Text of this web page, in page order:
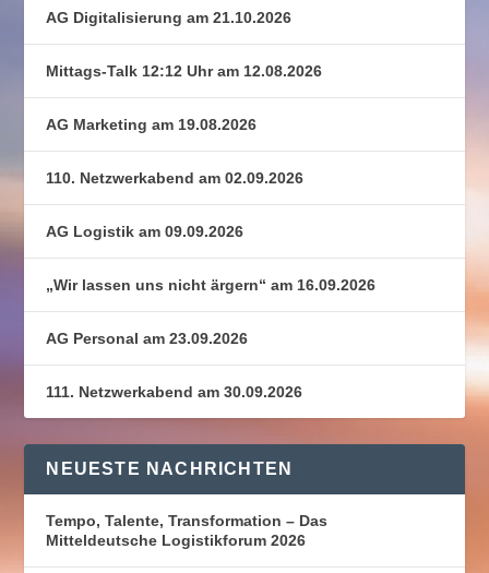
AG Digitalisierung am 21.10.2026
Mittags-Talk 12:12 Uhr am 12.08.2026
AG Marketing am 19.08.2026
110. Netzwerkabend am 02.09.2026
AG Logistik am 09.09.2026
„Wir lassen uns nicht ärgern“ am 16.09.2026
AG Personal am 23.09.2026
111. Netzwerkabend am 30.09.2026
NEUESTE NACHRICHTEN
Tempo, Talente, Transformation – Das
Mitteldeutsche Logistikforum 2026